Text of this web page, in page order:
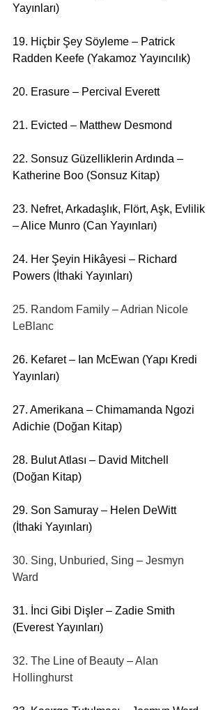
Yayınları)
19. Hiçbir Şey Söyleme – Patrick
Radden Keefe (Yakamoz Yayıncılık)
20. Erasure – Percival Everett
21. Evicted – Matthew Desmond
22. Sonsuz Güzelliklerin Ardında –
Katherine Boo (Sonsuz Kitap)
23. Nefret, Arkadaşlık, Flört, Aşk, Evlilik
– Alice Munro (Can Yayınları)
24. Her Şeyin Hikâyesi – Richard
Powers (İthaki Yayınları)
25. Random Family – Adrian Nicole
LeBlanc
26. Kefaret – Ian McEwan (Yapı Kredi
Yayınları)
27. Amerikana – Chimamanda Ngozi
Adichie (Doğan Kitap)
28. Bulut Atlası – David Mitchell
(Doğan Kitap)
29. Son Samuray – Helen DeWitt
(İthaki Yayınları)
30. Sing, Unburied, Sing – Jesmyn
Ward
31. İnci Gibi Dişler – Zadie Smith
(Everest Yayınları)
32. The Line of Beauty – Alan
Hollinghurst